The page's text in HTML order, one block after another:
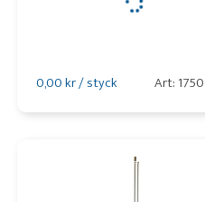
0,00 kr / styck Art: 1750